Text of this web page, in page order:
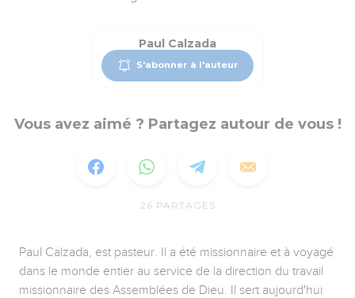
Paul Calzada
S'abonner à l'auteur
Vous avez aimé ? Partagez autour de vous !
26 PARTAGES
Paul Calzada, est pasteur. Il a été missionnaire et à voyagé
dans le monde entier au service de la direction du travail
missionnaire des Assemblées de Dieu. Il sert aujourd'hui